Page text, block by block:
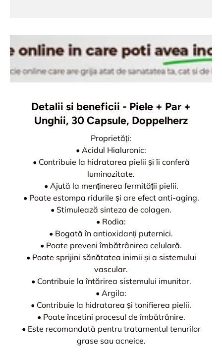
Detalii si beneficii - Piele + Par +
Unghii, 30 Capsule, Doppelherz
Proprietăți:
• Acidul Hialuronic:
• Contribuie la hidratarea pielii și îi conferă
luminozitate.
• Ajută la menținerea fermității pielii.
• Poate estompa ridurile și are efect anti-aging.
• Stimulează sinteza de colagen.
• Rodia:
• Bogată în antioxidanți puternici.
• Poate preveni îmbătrânirea celulară.
• Poate sprijini sănătatea inimii și a sistemului
vascular.
• Contribuie la întărirea sistemului imunitar.
• Argila:
• Contribuie la hidratarea și tonifierea pielii.
• Poate încetini procesul de îmbătrânire.
• Este recomandată pentru tratamentul tenurilor
grase sau acneice.